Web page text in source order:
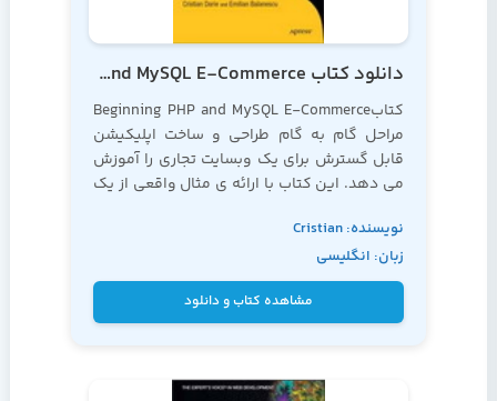
دانلود کتاب Beginning PHP and MySQL E-Commerce
کتابBeginning PHP and MySQL E-Commerce
مراحل گام به گام طراحی و ساخت اپلیکیشن
قابل گسترش برای یک وبسایت تجاری را آموزش
می دهد. این کتاب با ارائه ی مثال واقعی از یک
چگونه می توانید یک کاتالوگ محصولات را ایجاد
و کنترل نمایید
نویسنده: Cristian
Darie و Emilian
زبان: انگلیسی
مشاهده کتاب و دانلود